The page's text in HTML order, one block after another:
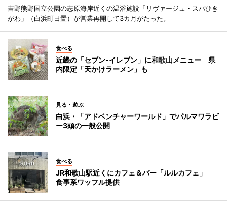
吉野熊野国立公園の志原海岸近くの温浴施設「リヴァージュ・スパひき
がわ」（白浜町日置）が営業再開して3カ月がたった。
食べる
近畿の「セブン-イレブン」に和歌山メニュー 県
内限定「天かけラーメン」も
見る・遊ぶ
白浜・「アドベンチャーワールド」でパルマワラビ
ー3頭の一般公開
食べる
JR和歌山駅近くにカフェ＆バー「ルルカフェ」
食事系ワッフル提供